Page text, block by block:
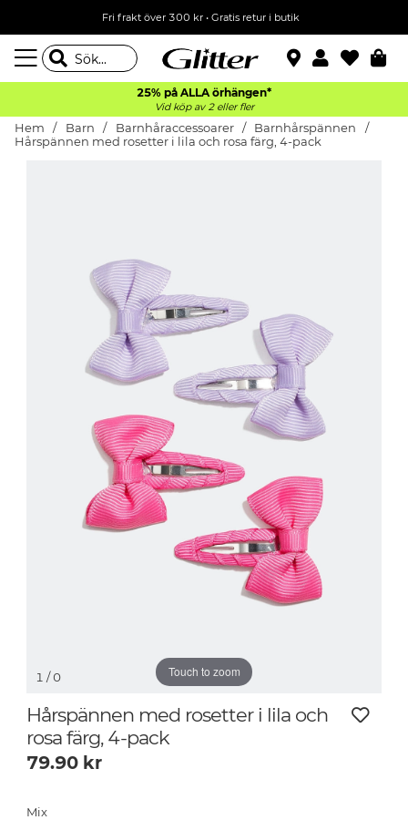
Fri frakt över 300 kr• Gratis retur i butik
25% på ALLA örhängen*
Vid köp av 2 eller fler
Hem Barn Barnhåraccessoarer
Barnhårspännen
Hårspännen med rosetter i lila och rosa färg, 4-pack
Touch to zoom
1 / 0
Hårspännen med rosetter i lila och
rosa färg, 4-pack
79.90 kr
Mix